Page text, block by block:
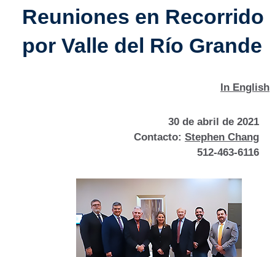
Reuniones en Recorrido
por Valle del Río Grande
In English
30 de abril de 2021
Contacto: Stephen Chang
512-463-6116